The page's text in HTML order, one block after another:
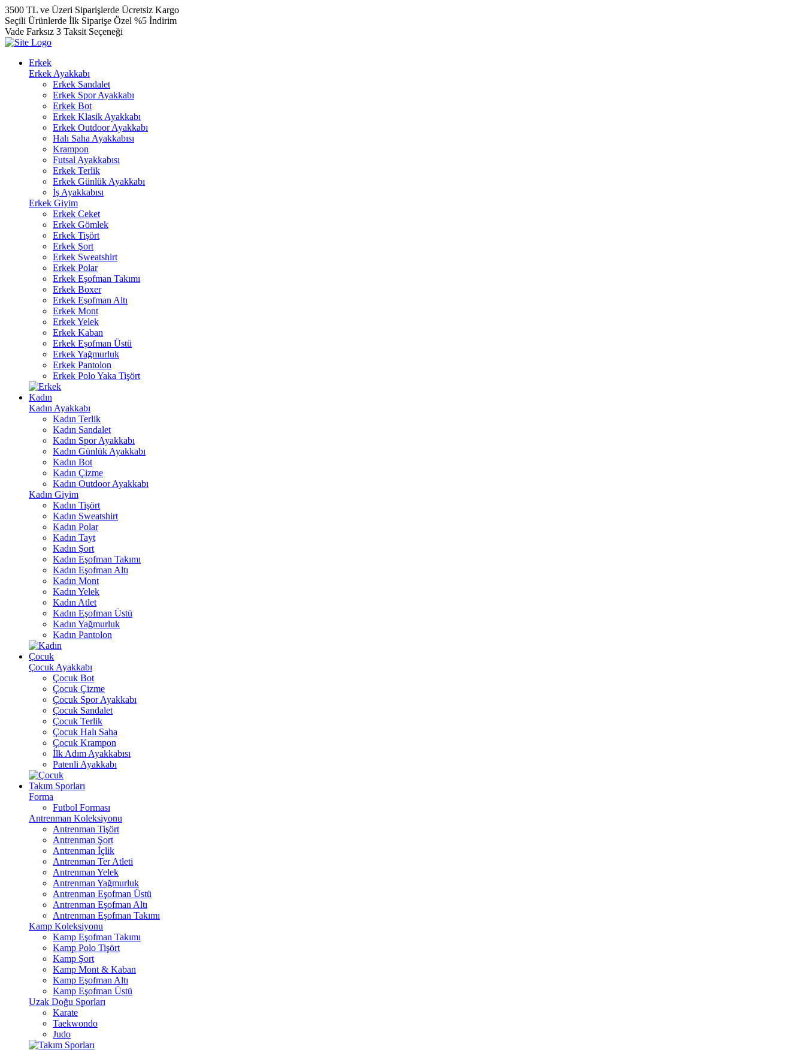
3500 TL ve Üzeri Siparişlerde Ücretsiz Kargo
Seçili Ürünlerde İlk Siparişe Özel %5 İndirim
Vade Farksız 3 Taksit Seçeneği
Erkek
Erkek Ayakkabı
Erkek Sandalet
Erkek Spor Ayakkabı
Erkek Bot
Erkek Klasik Ayakkabı
Erkek Outdoor Ayakkabı
Halı Saha Ayakkabısı
Krampon
Futsal Ayakkabısı
Erkek Terlik
Erkek Günlük Ayakkabı
İş Ayakkabısı
Erkek Giyim
Erkek Ceket
Erkek Gömlek
Erkek Tişört
Erkek Şort
Erkek Sweatshirt
Erkek Polar
Erkek Eşofman Takımı
Erkek Boxer
Erkek Eşofman Altı
Erkek Mont
Erkek Yelek
Erkek Kaban
Erkek Eşofman Üstü
Erkek Yağmurluk
Erkek Pantolon
Erkek Polo Yaka Tişört
Kadın
Kadın Ayakkabı
Kadın Terlik
Kadın Sandalet
Kadın Spor Ayakkabı
Kadın Günlük Ayakkabı
Kadın Bot
Kadın Çizme
Kadın Outdoor Ayakkabı
Kadın Giyim
Kadın Tişört
Kadın Sweatshirt
Kadın Polar
Kadın Tayt
Kadın Şort
Kadın Eşofman Takımı
Kadın Eşofman Altı
Kadın Mont
Kadın Yelek
Kadın Atlet
Kadın Eşofman Üstü
Kadın Yağmurluk
Kadın Pantolon
Çocuk
Çocuk Ayakkabı
Çocuk Bot
Çocuk Çizme
Çocuk Spor Ayakkabı
Çocuk Sandalet
Çocuk Terlik
Çocuk Halı Saha
Çocuk Krampon
İlk Adım Ayakkabısı
Patenli Ayakkabı
Takım Sporları
Forma
Futbol Forması
Antrenman Koleksiyonu
Antrenman Tişört
Antrenman Şort
Antrenman İçlik
Antrenman Ter Atleti
Antrenman Yelek
Antrenman Yağmurluk
Antrenman Eşofman Üstü
Antrenman Eşofman Altı
Antrenman Eşofman Takımı
Kamp Koleksiyonu
Kamp Eşofman Takımı
Kamp Polo Tişört
Kamp Şort
Kamp Mont & Kaban
Kamp Eşofman Altı
Kamp Eşofman Üstü
Uzak Doğu Sporları
Karate
Taekwondo
Judo